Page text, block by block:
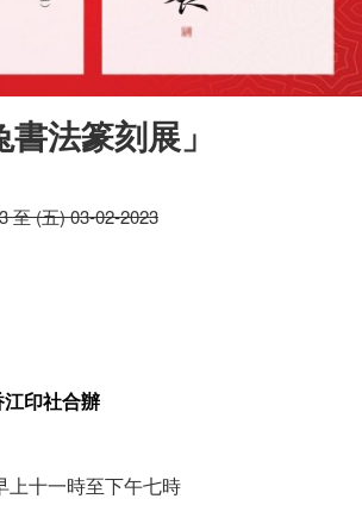
書法篆刻展」
至 (五) 03-02-2023
印社合辦
十一時至下午七時